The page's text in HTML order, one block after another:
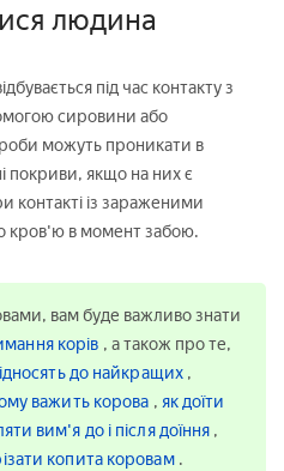
людина
під час контакту з
сировини або
можуть проникати в
покриви, якщо на них є
контакті із зараженими
кров'ю в момент забою.
вам буде важливо знати
корів , а також про те,
до найкращих ,
важить корова , як доїти
вим'я до і після доїння ,
копита коровам .